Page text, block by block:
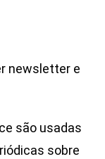
newsletter e
são usadas
sobre